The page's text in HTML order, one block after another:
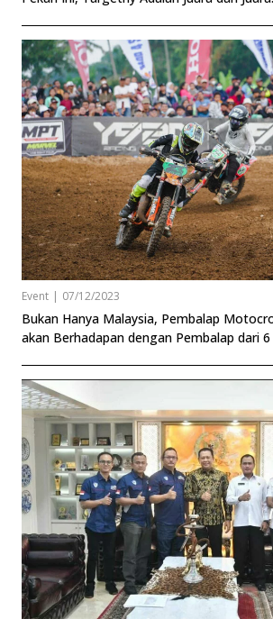
Event | 07/12/2023
Bukan Hanya Malaysia, Pembalap
akan Berhadapan dengan Pembalap dari